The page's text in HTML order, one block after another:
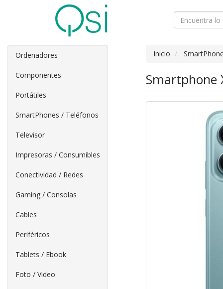
Ordenadores
Componentes
Portátiles
SmartPhones / Teléfonos
Televisor
Impresoras / Consumibles
Conectividad / Redes
Gaming / Consolas
Cables
Periféricos
Tablets / Ebook
Foto / Video
Inicio
Smartphone